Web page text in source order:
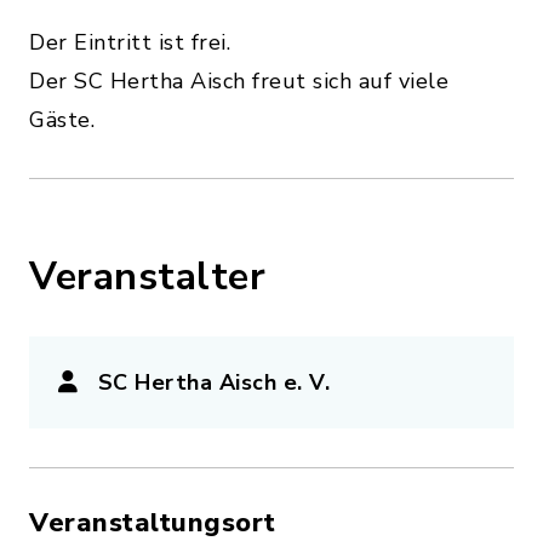
Der Eintritt ist frei.
Der SC Hertha Aisch freut sich auf viele
Gäste.
Veranstalter
SC Hertha Aisch e. V.
Veranstaltungsort